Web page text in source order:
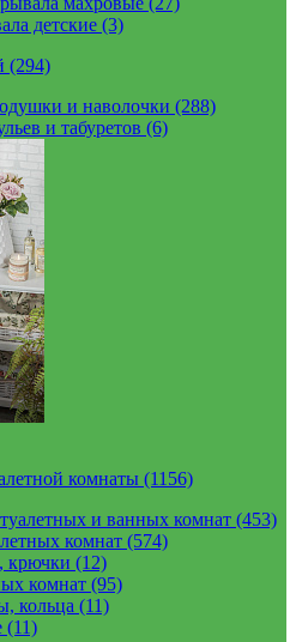
детские (3)
(294)
и наволочки (288)
и табуретов (6)
комнаты (1156)
и ванных комнат (453)
комнат (574)
крючки (12)
комнат (95)
кольца (11)
(11)